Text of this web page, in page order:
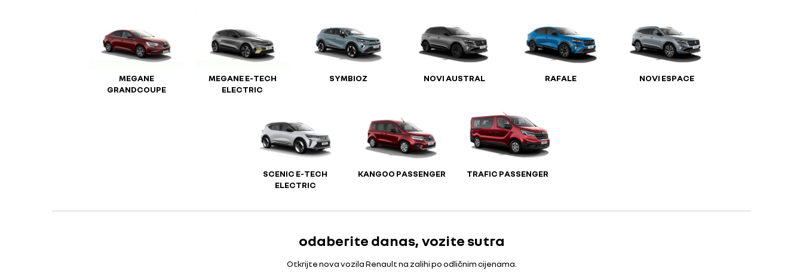
MEGANE
GRANDCOUPE
MEGANE E-TECH
ELECTRIC
SYMBIOZ NOVI AUSTRAL RAFALE NOVI ESPACE
SCENIC E-TECH
ELECTRIC
KANGOO PASSENGER TRAFIC PASSENGER
odaberite danas, vozite sutra
Otkrijte nova vozila Renault na zalihi po odličnim cijenama.